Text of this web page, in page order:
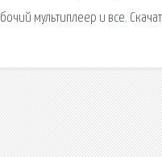
мультиплеер и все.